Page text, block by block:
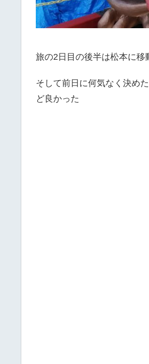
旅の2日目の後半は松本に移
そして前日に何気なく決め
ど良かった